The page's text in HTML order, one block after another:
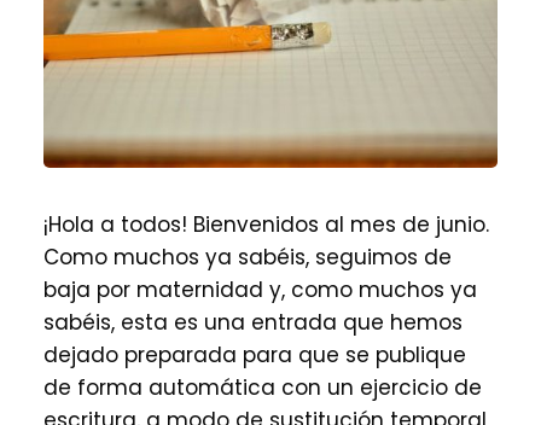
¡Hola a todos! Bienvenidos al mes de junio.
Como muchos ya sabéis, seguimos de
baja por maternidad y, como muchos ya
sabéis, esta es una entrada que hemos
dejado preparada para que se publique
de forma automática con un ejercicio de